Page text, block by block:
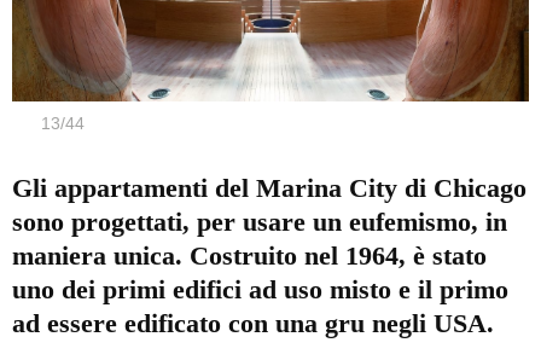
13/44
Gli appartamenti del Marina City di Chicago
sono progettati, per usare un eufemismo, in
maniera unica. Costruito nel 1964, è stato
uno dei primi edifici ad uso misto e il primo
ad essere edificato con una gru negli USA.